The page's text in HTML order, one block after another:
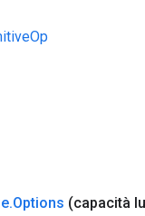
.Options (capacità